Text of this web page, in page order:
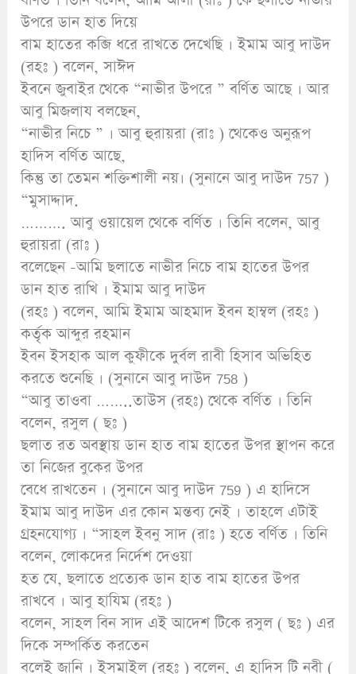
উপরে ডান হাত দিয়ে
বাম হাতের কব্জি ধরে রাখতে দেখেছি । ইমাম আবু দাউদ
(রহঃ ) বলেন, সাঈদ
ইবনে জুবাইর থেকে “নাভীর উপরে ” বর্ণিত আছে । আর
আবু মিজলায বলছেন,
“নাভীর নিচে ” । আবু হুরায়রা (রাঃ ) থেকেও অনুরূপ
হাদিস বর্ণিত আছে,
কিন্তু তা তেমন শক্তিশালী নয়। (সুনানে আবু দাউদ 757 )
“মুসাদ্দাদ.
………. আবু ওয়ায়েল থেকে বর্ণিত । তিনি বলেন, আবু
হুরায়রা (রাঃ )
বলেছেন -আমি ছলাতে নাভীর নিচে বাম হাতের উপর
ডান হাত রাখি । ইমাম আবু দাউদ
(রহঃ ) বলেন, আমি ইমাম আহমাদ ইবন হাম্বল (রহঃ )
কর্তৃক আব্দুর রহমান
ইবন ইসহাক আল কুফীকে দুর্বল রাবী হিসাব অভিহিত
করতে শুনেছি । (সুনানে আবু দাউদ 758 )
“আবু তাওবা ……..তাউস (রহঃ) থেকে বর্ণিত । তিনি
বলেন, রসুল ( ছঃ )
ছলাত রত অবস্থায় ডান হাত বাম হাতের উপর স্থাপন করে
তা নিজের বুকের উপর
বেধে রাখতেন । (সুনানে আবু দাউদ 759 ) এ হাদিসে
ইমাম আবু দাউদ এর কোন মন্তব্য নেই । তাহলে এটাই
গ্রহনযোগ্য । “সাহল ইবনু সাদ (রাঃ ) হতে বর্ণিত । তিনি
বলেন, লোকদের নির্দেশ দেওয়া
হত যে, ছলাতে প্রত্যেক ডান হাত বাম হাতের উপর
রাখবে । আবু হাযিম (রহঃ )
বলেন, সাহল বিন সাদ এই আদেশ টিকে রসুল ( ছঃ ) এর
দিকে সম্পর্কিত করতেন
বলেই জানি । ইসমাইল (রহঃ ) বলেন, এ হাদিস টি নবী (